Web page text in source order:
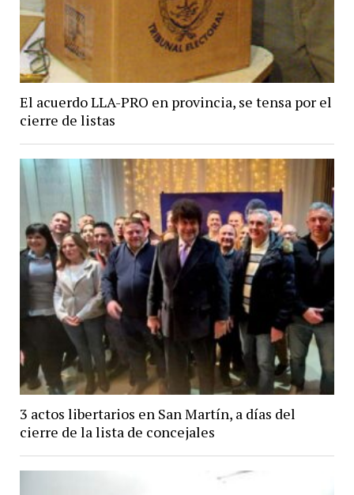
El acuerdo LLA-PRO en provincia, se tensa por el
cierre de listas
3 actos libertarios en San Martín, a días del
cierre de la lista de concejales